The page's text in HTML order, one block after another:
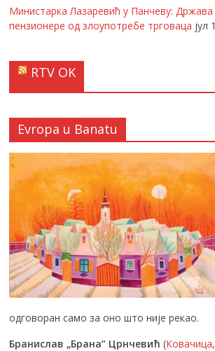
Министарка Лазаревић у Панчеву:
пензионере од злоупотребе трговаца јул
RTV OK
Evropa u Banatu
одговоран само за оно што није рекао.
Бранислав „Брана” Црнчевић (Ковачица